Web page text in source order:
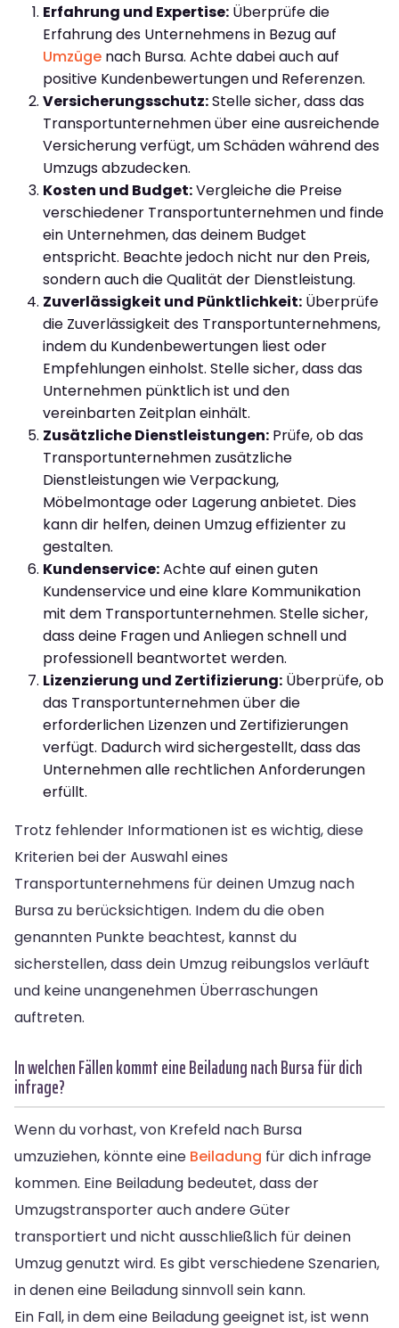
Erfahrung und Expertise: Überprüfe die
Erfahrung des Unternehmens in Bezug auf
Umzüge nach Bursa. Achte dabei auch auf
positive Kundenbewertungen und Referenzen.
Versicherungsschutz:Stelle sicher, dass das
Transportunternehmen über eine ausreichende
Versicherung verfügt, um Schäden während des
Umzugs abzudecken.
Kosten und Budget:Vergleiche die Preise
verschiedener Transportunternehmen und finde
ein Unternehmen, das deinem Budget
entspricht. Beachte jedoch nicht nur den Preis,
sondern auch die Qualität der Dienstleistung.
Zuverlässigkeit und Pünktlichkeit: Überprüfe
die Zuverlässigkeit des Transportunternehmens,
indem du Kundenbewertungen liest oder
Empfehlungen einholst. Stelle sicher, dass das
Unternehmen pünktlich ist und den
vereinbarten Zeitplan einhält.
Zusätzliche Dienstleistungen: Prüfe, ob das
Transportunternehmen zusätzliche
Dienstleistungen wie Verpackung,
Möbelmontage oder Lagerung anbietet. Dies
kann dir helfen, deinen Umzug effizienter zu
gestalten.
Kundenservice:Achte auf einen guten
Kundenservice und eine klare Kommunikation
mit dem Transportunternehmen. Stelle sicher,
dass deine Fragen und Anliegen schnell und
professionell beantwortet werden.
Lizenzierung und Zertifizierung: Überprüfe, ob
das Transportunternehmen über die
erforderlichen Lizenzen und Zertifizierungen
verfügt. Dadurch wird sichergestellt, dass das
Unternehmen alle rechtlichen Anforderungen
erfüllt.
Trotz fehlender Informationen ist es wichtig, diese
Kriterien bei der Auswahl eines
Transportunternehmens für deinen Umzug nach
Bursa zu berücksichtigen. Indem du die oben
genannten Punkte beachtest, kannst du
sicherstellen, dass dein Umzug reibungslos verläuft
und keine unangenehmen Überraschungen
auftreten.
In welchen Fällen kommt eine Beiladung nach Bursa für dich
infrage?
Wenn du vorhast, von Krefeld nach Bursa
umzuziehen, könnte eine Beiladung für dich infrage
kommen. Eine Beiladung bedeutet, dass der
Umzugstransporter auch andere Güter
transportiert und nicht ausschließlich für deinen
Umzug genutzt wird. Es gibt verschiedene Szenarien,
in denen eine Beiladung sinnvoll sein kann.
Ein Fall, in dem eine Beiladung geeignet ist, ist wenn